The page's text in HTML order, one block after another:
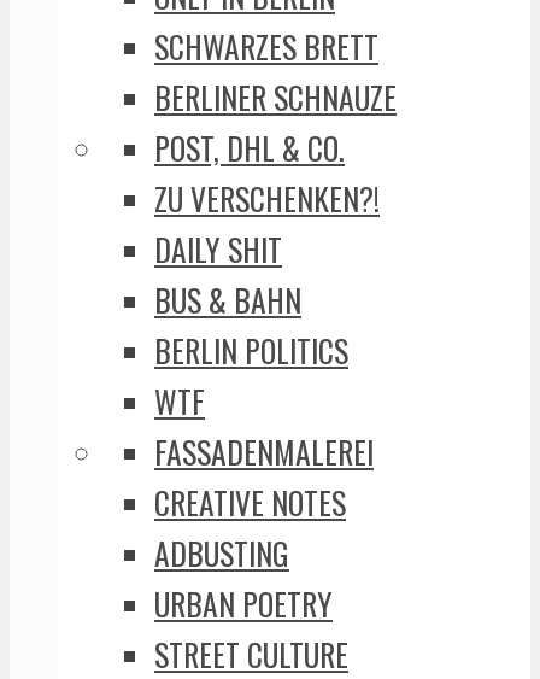
SCHWARZES BRETT
BERLINER SCHNAUZE
POST, DHL & CO.
ZU VERSCHENKEN?!
DAILY SHIT
BUS & BAHN
BERLIN POLITICS
WTF
FASSADENMALEREI
CREATIVE NOTES
ADBUSTING
URBAN POETRY
STREET CULTURE